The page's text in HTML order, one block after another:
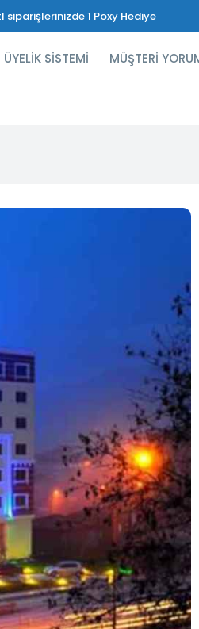
siparişlerinizde 1 Poxy Hediye
ÜYELİK SİSTEMİ MÜŞTERİ